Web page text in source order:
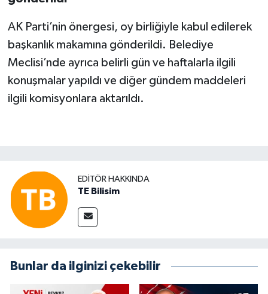
AK Parti’nin önergesi, oy birliğiyle kabul edilerek
başkanlık makamına gönderildi. Belediye
Meclisi’nde ayrıca belirli gün ve haftalarla ilgili
konuşmalar yapıldı ve diğer gündem maddeleri
ilgili komisyonlara aktarıldı.
EDITÖR HAKKINDA
TE Bilisim
Bunlar da ilginizi çekebilir